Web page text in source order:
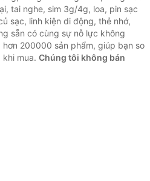
tai nghe, sim 3g/4g, loa, pin sạc
sạc, linh kiện di động, thẻ nhớ,
sẵn có cùng sự nỗ lực không
200000 sản phẩm, giúp bạn so
mua. Chúng tôi không bán